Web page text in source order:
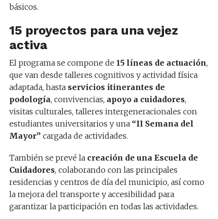
básicos.
15 proyectos para una vejez
activa
El programa se compone de 15 líneas de actuación,
que van desde talleres cognitivos y actividad física
adaptada, hasta servicios itinerantes de
podología, convivencias, apoyo a cuidadores,
visitas culturales, talleres intergeneracionales con
estudiantes universitarios y una “II Semana del
Mayor” cargada de actividades.
También se prevé la creación de una Escuela de
Cuidadores, colaborando con las principales
residencias y centros de día del municipio, así como
la mejora del transporte y accesibilidad para
garantizar la participación en todas las actividades.